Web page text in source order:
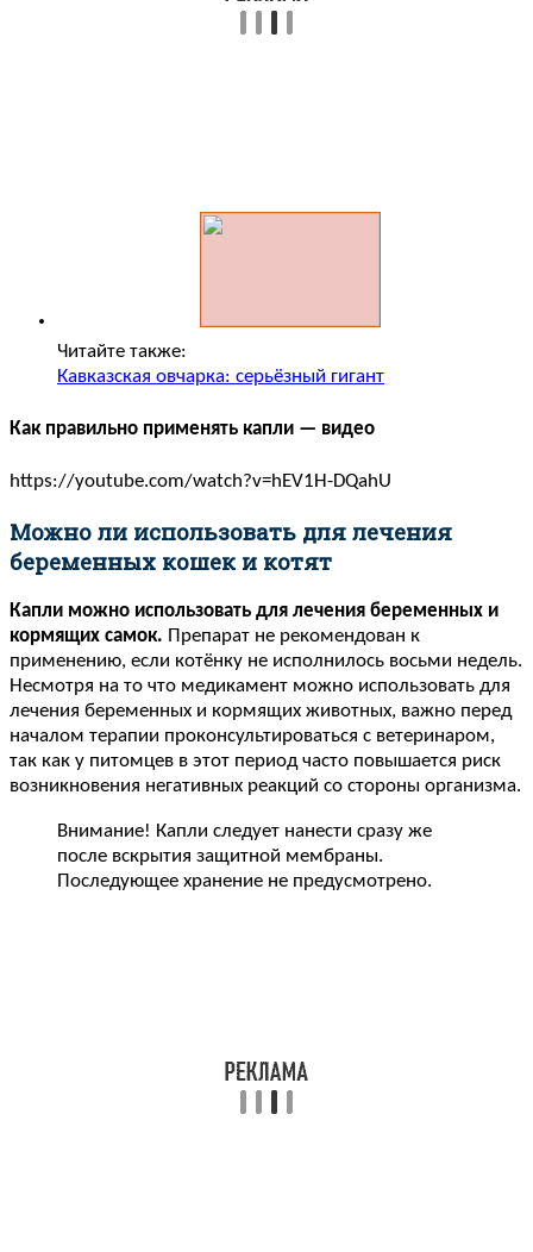
Читайте также:
Кавказская овчарка: серьёзный гигант
Как правильно применять капли — видео
https://youtube.com/watch?v=hEV1H-DQahU
Можно ли использовать для лечения
беременных кошек и котят
Капли можно использовать для лечения беременных и
кормящих самок. Препарат не рекомендован к
применению, если котёнку не исполнилось восьми недель.
Несмотря на то что медикамент можно использовать для
лечения беременных и кормящих животных, важно перед
началом терапии проконсультироваться с ветеринаром,
так как у питомцев в этот период часто повышается риск
возникновения негативных реакций со стороны организма.
Внимание! Капли следует нанести сразу же
после вскрытия защитной мембраны.
Последующее хранение не предусмотрено.